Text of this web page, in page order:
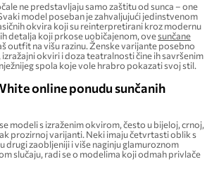
ne predstavljaju samo zaštitu od sunca – one
model poseban je zahvaljujući jedinstvenom
okvira koji su reinterpretirani kroz modernu
detalja koji prkose uobičajenom, ovesunčane
outfit na višu razinu. Ženske varijante posebno
izražajni okviri i doza teatralnosti čine ih savršenim
spola koje vole hrabro pokazati svoj stil.
online ponudu sunčanih
modeli s izraženim okvirom, često u bijeloj, crnoj,
prozirnoj varijanti. Neki imaju četvrtasti oblik s
drugi zaobljeniji i više naginju glamuroznom
slučaju, radi se o modelima koji odmah privlače